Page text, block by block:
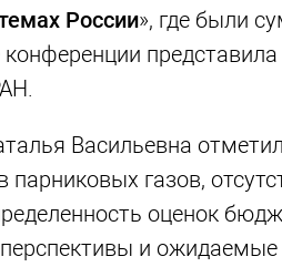
России», где были
Васильевна
парниковых газов,
оценок
и ожидаемые